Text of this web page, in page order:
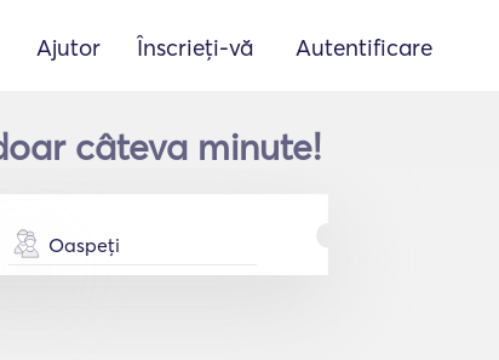
Ajutor Înscrieți-vă Autentificare
câteva minute!
Oaspeți